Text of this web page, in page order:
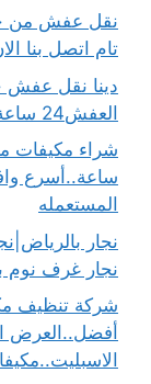
تام اتصل بنا
دينا نقل عفش
العفش24 ساعة..خصم100ريال
ساعة..أسرع
المستعمله
نجار غرف نوم
شركة تنظيف
أفضل..العرض